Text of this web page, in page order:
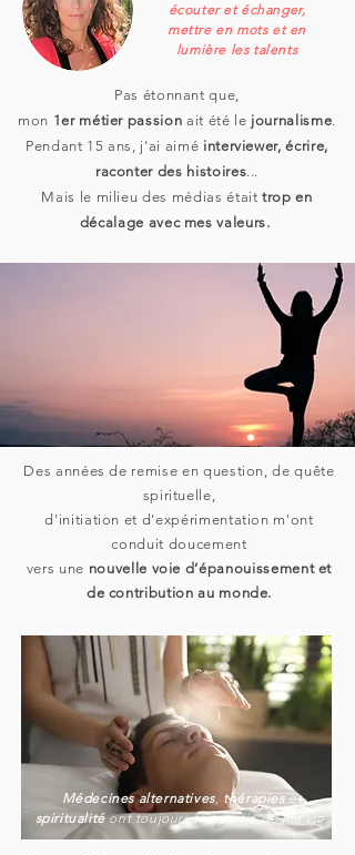
écouter et échanger,
mettre en mots et en
lumière les talents
Pas étonnant que,
mon 1er métier passion ait été le journalisme.
Pendant 15 ans, j'ai aimé interviewer, écrire,
raconter des histoires...
Mais le milieu des médias étaittrop en
décalage avec mes valeurs.
Des années de remise en question, de quête
spirituelle,
d'initiation et d'expérimentation m'ont
conduit doucement
vers une nouvelle voie d’épanouissement et
de contribution au monde.
Médecines alternatives, thérapieset
spiritualitéont toujours fait partie de ma vie.